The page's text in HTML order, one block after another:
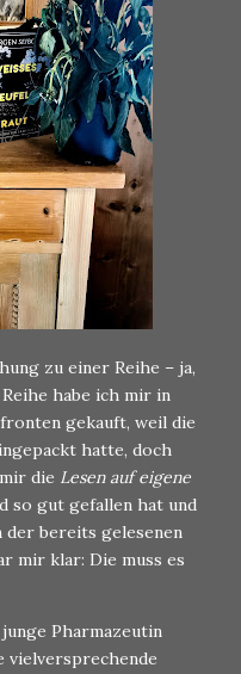
zu einer Reihe – ja,
habe ich mir in
gekauft, weil die
hatte, doch
die Lesen auf eigene
so gut gefallen hat und
der bereits gelesenen
mir klar: Die muss es
Pharmazeutin
vielversprechende